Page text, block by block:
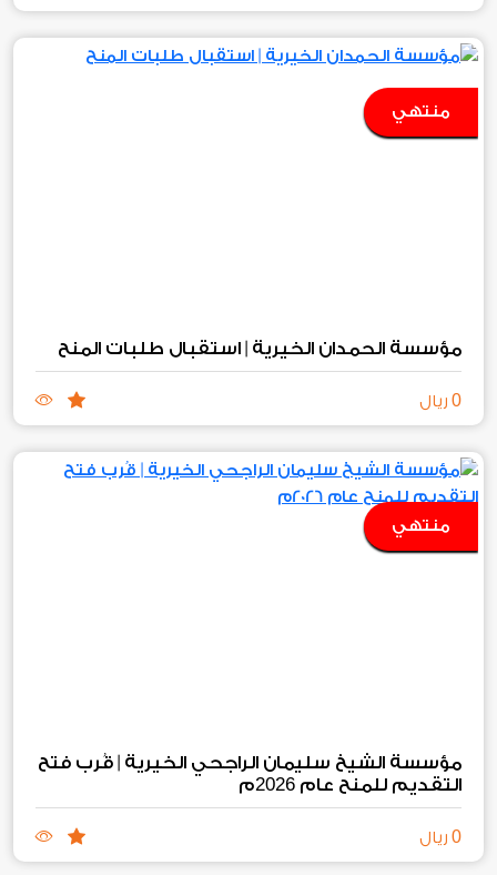
منتهي
مؤسسة الحمدان الخيرية | استقبال طلبات المنح
0 ريال
منتهي
مؤسسة الشيخ سليمان الراجحي الخيرية | قُرب فتح
التقديم للمنح عام 2026م
0 ريال